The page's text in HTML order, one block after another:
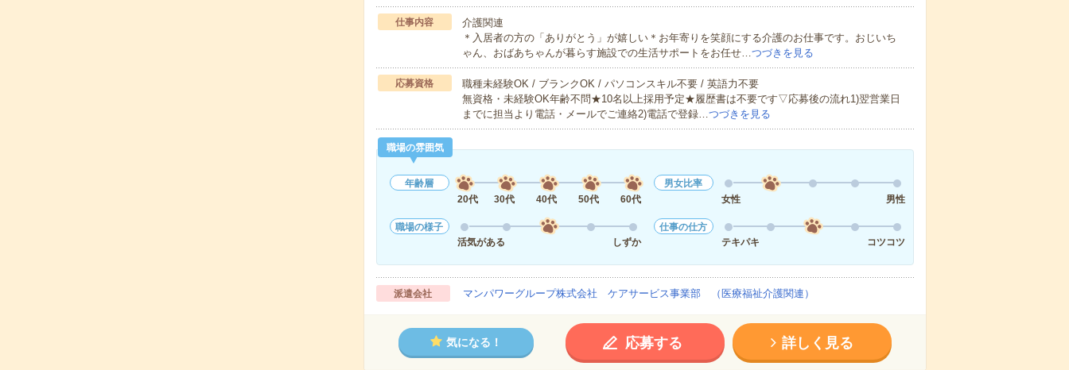
仕事内容
介護関連
＊入居者の方の「ありがとう」が嬉しい＊お年寄りを笑顔にする介護のお仕事です。おじいち
ゃん、おばあちゃんが暮らす施設での生活サポートをお任せ…つづきを見る
応募資格
職種未経験OK / ブランクOK / パソコンスキル不要 / 英語力不要
無資格・未経験OK年齢不問★10名以上採用予定★履歴書は不要です▽応募後の流れ1)翌営業日
までに担当より電話・メールでご連絡2)電話で登録…つづきを見る
職場の雰囲気
年齢層
20代
30代 40代 50代 60代
男女比率
女性
男性
職場の様子
活気がある
しずか
仕事の仕方
テキパキ
コツコツ
派遣会社 マンパワーグループ株式会社 ケアサービス事業部 （医療福祉介護関連）
気になる！ 応募する 詳しく見る